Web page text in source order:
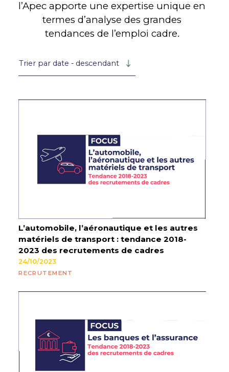
l’Apec apporte une expertise unique en
termes d’analyse des grandes
tendances de l’emploi cadre.
L’automobile, l’aéronautique et les autres
matériels de transport : tendance 2018-
2023 des recrutements de cadres
24/10/2023
RECRUTEMENT